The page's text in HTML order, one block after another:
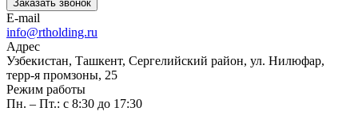
Заказать звонок
E-mail
info@rtholding.ru
Адрес
Узбекистан, Ташкент, Сергелийский район, ул. Нилюфар,
терр-я промзоны, 25
Режим работы
Пн. – Пт.: с 8:30 до 17:30